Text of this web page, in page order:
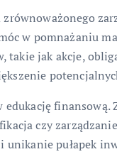
w pomnażaniu
jak akcje,
finansową.
czy
pułapek